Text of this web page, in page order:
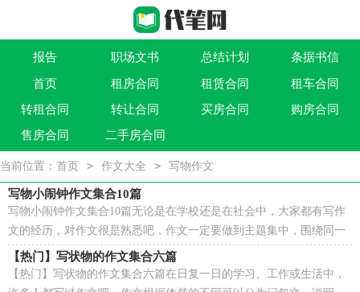
报告 职场文书 总结计划 条据书信
作文大全 实用文 祝福语 买卖类合同
借贷类合同 建筑类合同 劳动类合同 租售类合同
首页 租房合同 租赁合同
租车合同
转租合同
转让合同 买房合同
购房合同
售房合同
二手房合同
当前位置： 首页 > 作文大全 > 写物作文
写物小闹钟作文集合10篇
写物小闹钟作文集合10篇无论是在学校还是在社会中，大家都有写作
文的经历，对作文很是熟悉吧，作文一定要做到主题集中，围绕同一
主题作深入阐述，切忌东拉西扯，主题涣散甚至无主题。那...
【热门】写状物的作文集合六篇
【热门】写状物的作文集合六篇在日复一日的学习、工作或生活中，